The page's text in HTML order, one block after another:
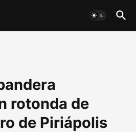
rotonda de
de Piriápolis